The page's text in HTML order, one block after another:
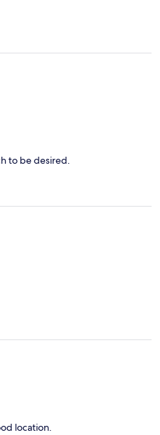
to be desired.
location.